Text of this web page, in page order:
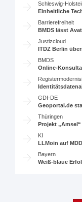
Schleswig-
Einheitliche
Barrierefreiheit
BMDS lässt
Justizcloud
ITDZ Berlin
BMDS
Online-
GDI-DE
Geoportal.de
Thüringen
Projekt
KI
LLMoin auf
Bayern
Weiß-blaue